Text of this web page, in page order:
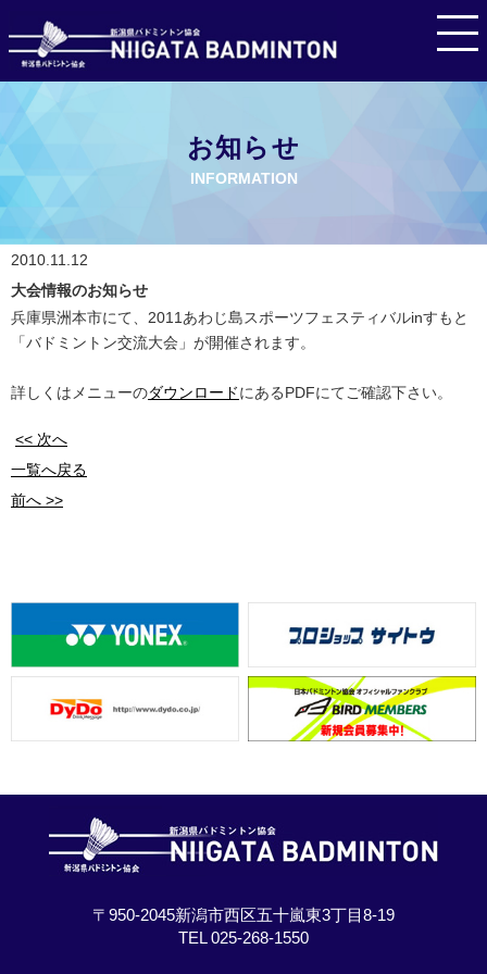
お知らせ
INFORMATION
2010.11.12
大会情報のお知らせ
兵庫県洲本市にて、2011あわじ島スポーツフェスティバルinすもと
「バドミントン交流大会」が開催されます。
詳しくはメニューのダウンロードにあるPDFにてご確認下さい。
<< 次へ
一覧へ戻る
前へ >>
〒950-2045新潟市西区五十嵐東3丁目8-19
TEL 025-268-1550